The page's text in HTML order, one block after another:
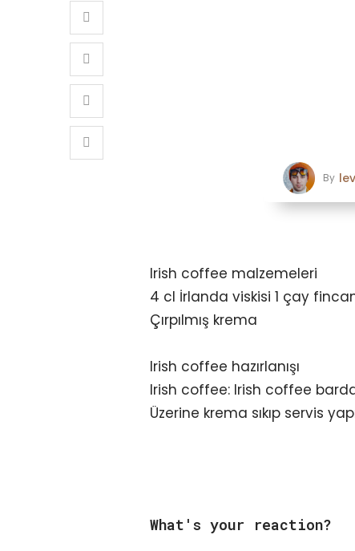
By
Irish coffee malzemeleri
4 cl İrlanda viskisi 1 çay
Çırpılmış krema
Irish coffee hazırlanışı
Irish coffee: Irish coffee
Üzerine krema sıkıp servis
What's your reaction?